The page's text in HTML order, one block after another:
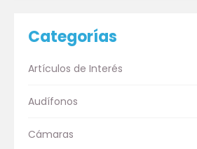
Categorías
Artículos de Interés
Audífonos
Cámaras